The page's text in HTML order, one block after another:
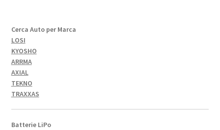
Cerca Auto per Marca
LOSI
KYOSHO
ARRMA
AXIAL
TEKNO
TRAXXAS
Batterie LiPo